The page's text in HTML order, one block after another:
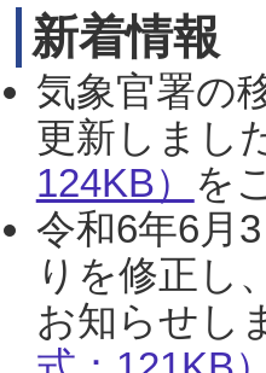
新着情報
気象官署の
更新しまし
124KB） を
令和6年6月
りを修正し
お知らせし